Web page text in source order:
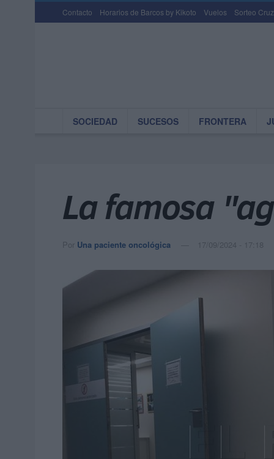
Contacto Horarios de Barcos by Kikoto Vuelos Sorteo
SOCIEDAD SUCESOS FRONTERA
La famosa
Por Una paciente oncológica 17/09/2024 - 17:18